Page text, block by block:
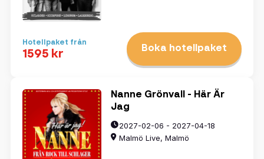
Hotellpaket från
1595 kr Boka hotellpaket
Nanne Grönvall - Här Är
Jag
2027-02-06 - 2027-04-18
Malmö Live, Malmö